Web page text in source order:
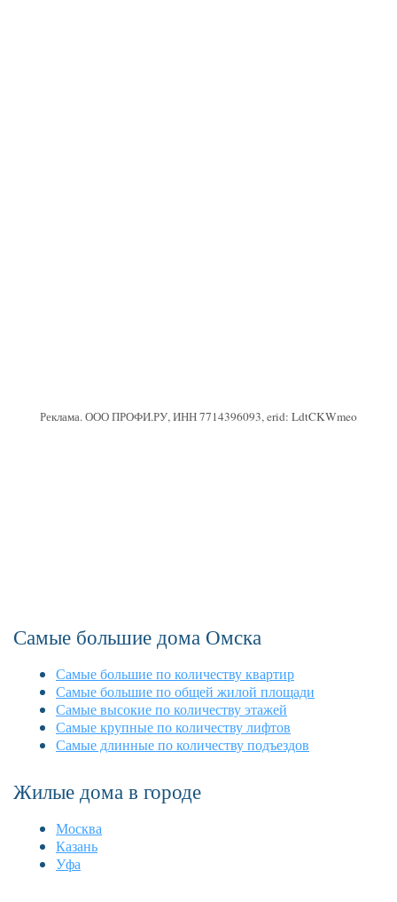
Реклама. ООО ПРОФИ.РУ, ИНН 7714396093, erid: LdtCKWmeo
Самые большие дома Омска
Самые большие по количеству квартир
Самые большие по общей жилой площади
Самые высокие по количеству этажей
Самые крупные по количеству лифтов
Самые длинные по количеству подъездов
Жилые дома в городе
Москва
Казань
Уфа